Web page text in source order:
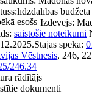
līdzdalības
esošs Izdevējs:
saistošie noteikumi
Stājas spēkā:
Vēstnesis, 246,
246.34
rādītājs
dokumenti